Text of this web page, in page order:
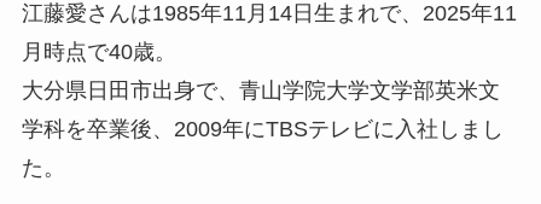
江藤愛さんは1985年11月14日生まれで、2025年11
月時点で40歳。
大分県日田市出身で、青山学院大学文学部英米文
学科を卒業後、2009年にTBSテレビに入社しまし
た。